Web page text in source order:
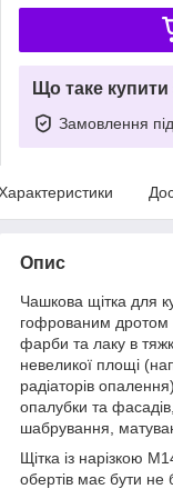
Що таке
Замовлення
Опис
Чашкова щітка для
гофрованим дротом
фарби та лаку в
невеликої площі
радіаторів
опалубки та
шабрування,
Щітка із нарізкою
обертів має бути не